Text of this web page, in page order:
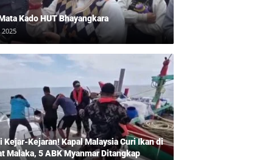
Kado HUT Bhayangkara
2025
Kejar-Kejaran! Kapal Malaysia Curi Ikan di
Malaka, 5 ABK Myanmar Ditangkap